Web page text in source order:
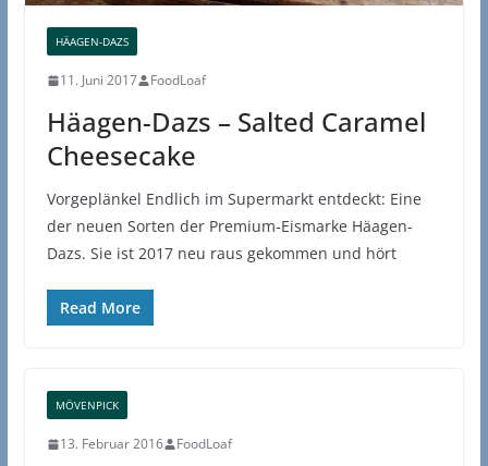
HÄAGEN-DAZS
11. Juni 2017 FoodLoaf
Häagen-Dazs – Salted Caramel
Cheesecake
Vorgeplänkel Endlich im Supermarkt entdeckt: Eine
der neuen Sorten der Premium-Eismarke Häagen-
Dazs. Sie ist 2017 neu raus gekommen und hört
Read More
MÖVENPICK
13. Februar 2016 FoodLoaf